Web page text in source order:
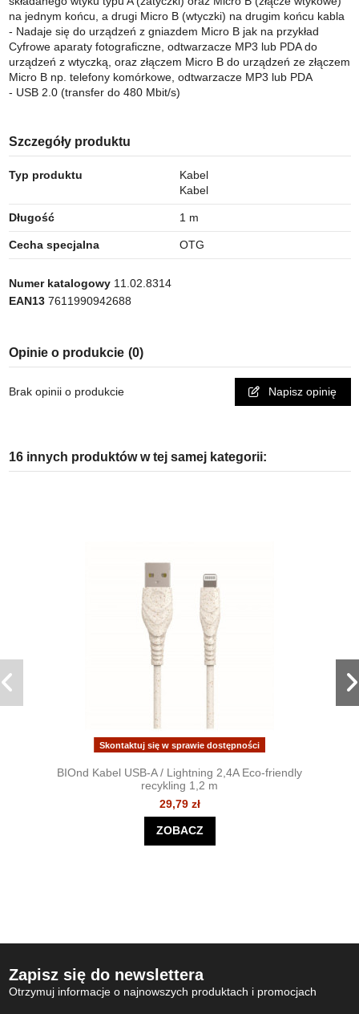
na jednym końcu, a drugi Micro B (wtyczki) na drugim końcu kabla
- Nadaje się do urządzeń z gniazdem Micro B jak na przykład
Cyfrowe aparaty fotograficzne, odtwarzacze MP3 lub PDA do
urządzeń z wtyczką, oraz złączem Micro B do urządzeń ze złączem
Micro B np. telefony komórkowe, odtwarzacze MP3 lub PDA
- USB 2.0 (transfer do 480 Mbit/s)
Szczegóły produktu
Typ produktu
Kabel
Kabel
Długość 1 m
Cecha specjalna OTG
Numer katalogowy 11.02.8314
EAN13 7611990942688
Opinie o produkcie (0)
Brak opinii o produkcie Napisz opinię
16 innych produktów w tej samej kategorii:
Skontaktuj się w sprawie dostępności
BIOnd Kabel USB-A / Lightning 2,4A Eco-friendly
recykling 1,2 m
29,79 zł
ZOBACZ
Zapisz się do newslettera
Otrzymuj informacje o najnowszych produktach i promocjach